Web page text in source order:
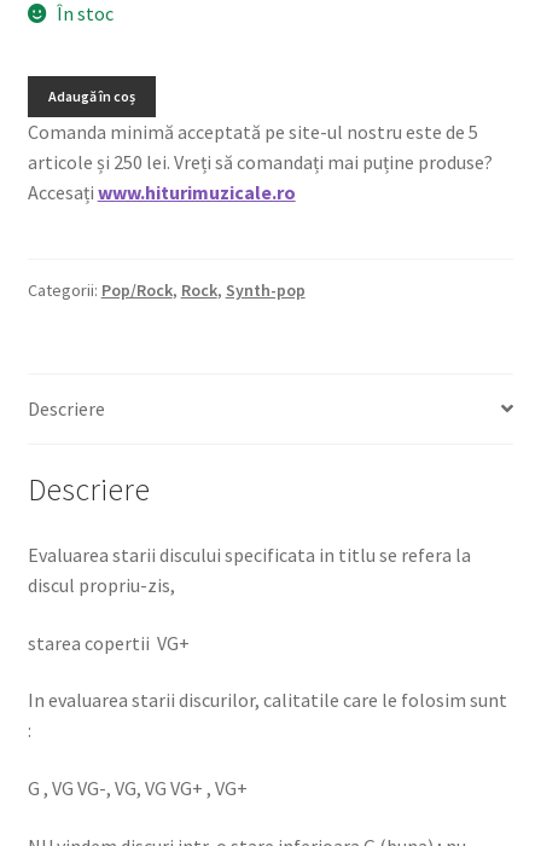
În stoc
Adaugă în coș
Comanda minimă acceptată pe site-ul nostru este de 5
articole și 250 lei. Vreți să comandați mai puține produse?
Accesați www.hiturimuzicale.ro
Categorii: Pop/Rock, Rock, Synth-pop
Descriere
Descriere
Evaluarea starii discului specificata in titlu se refera la
discul propriu-zis,
starea copertii VG+
In evaluarea starii discurilor, calitatile care le folosim sunt
:
G , VG VG-, VG, VG VG+ , VG+